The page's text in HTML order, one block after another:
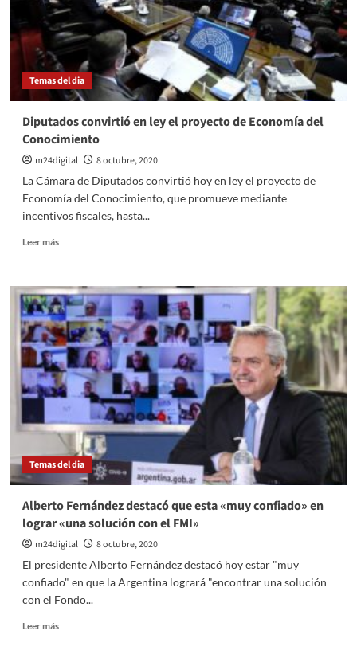
un
año
de
emergencia
citrícola
Temas del dia
Diputados convirtió en ley el proyecto de Economía del
Conocimiento
m24digital
8 octubre, 2020
La Cámara de Diputados convirtió hoy en ley el proyecto de
Economía del Conocimiento, que promueve mediante
incentivos fiscales, hasta...
Leer másLeer
Diputados
convirtió
en
ley
el
proyecto
de
Economía
del
Conocimiento
Temas del dia
Alberto Fernández destacó que esta «muy confiado» en
lograr «una solución con el FMI»
m24digital
8 octubre, 2020
El presidente Alberto Fernández destacó hoy estar "muy
confiado" en que la Argentina logrará "encontrar una solución
con el Fondo...
Leer másLeer